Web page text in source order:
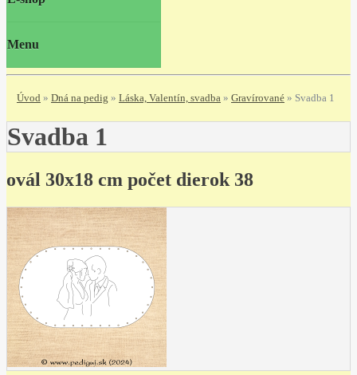
Menu
Úvod » Dná na pedig » Láska, Valentín, svadba » Gravírované » Svadba 1
Svadba 1
ovál 30x18 cm počet dierok 38